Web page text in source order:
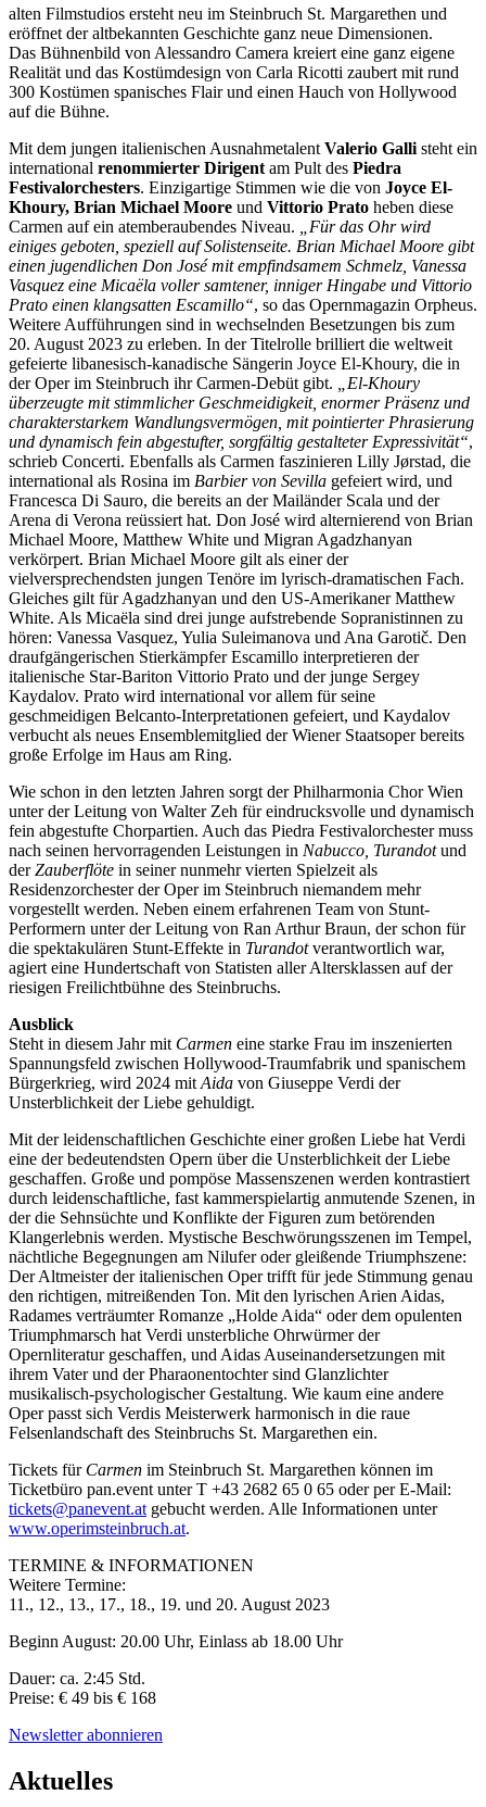
alten Filmstudios ersteht neu im Steinbruch St. Margarethen und
eröffnet der altbekannten Geschichte ganz neue Dimensionen.
Das Bühnenbild von Alessandro Camera kreiert eine ganz eigene
Realität und das Kostümdesign von Carla Ricotti zaubert mit rund
300 Kostümen spanisches Flair und einen Hauch von Hollywood
auf die Bühne.
Mit dem jungen italienischen Ausnahmetalent Valerio Galli steht ein
international renommierter Dirigent am Pult des Piedra
Festivalorchesters. Einzigartige Stimmen wie die von Joyce El-
Khoury, Brian Michael Moore und Vittorio Prato heben diese
Carmen auf ein atemberaubendes Niveau.
„Für das Ohr wird
einiges geboten, speziell auf Solistenseite. Brian Michael Moore gibt
einen jugendlichen Don José mit empfindsamem Schmelz, Vanessa
Vasquez eine Micaёla voller samtener, inniger Hingabe und Vittorio
Prato einen klangsatten Escamillo“, so das Opernmagazin Orpheus.
Weitere Aufführungen sind in wechselnden Besetzungen bis zum
20. August 2023 zu erleben. In der Titelrolle brilliert die weltweit
gefeierte libanesisch-kanadische Sängerin Joyce El-Khoury, die in
der Oper im Steinbruch ihr Carmen-Debüt gibt.
„El-Khoury
überzeugte mit stimmlicher Geschmeidigkeit, enormer Präsenz und
charakterstarkem Wandlungsvermögen, mit pointierter Phrasierung
und dynamisch fein abgestufter, sorgfältig gestalteter Expressivität“,
schrieb Concerti. Ebenfalls als Carmen faszinieren Lilly Jørstad, die
international als Rosina im Barbier von Sevilla gefeiert wird, und
Francesca Di Sauro, die bereits an der Mailänder Scala und der
Arena di Verona reüssiert hat. Don José wird alternierend von Brian
Michael Moore, Matthew White und Migran Agadzhanyan
verkörpert. Brian Michael Moore gilt als einer der
vielversprechendsten jungen Tenöre im lyrisch-dramatischen Fach.
Gleiches gilt für Agadzhanyan und den US-Amerikaner Matthew
White. Als Micaёla sind drei junge aufstrebende Sopranistinnen zu
hören: Vanessa Vasquez, Yulia Suleimanova und Ana Garotič. Den
draufgängerischen Stierkämpfer Escamillo interpretieren der
italienische Star-Bariton Vittorio Prato und der junge Sergey
Kaydalov. Prato wird international vor allem für seine
geschmeidigen Belcanto-Interpretationen gefeiert, und Kaydalov
verbucht als neues Ensemblemitglied der Wiener Staatsoper bereits
große Erfolge im Haus am Ring.
Wie schon in den letzten Jahren sorgt der Philharmonia Chor Wien
unter der Leitung von Walter Zeh für eindrucksvolle und dynamisch
fein abgestufte Chorpartien. Auch das Piedra Festivalorchester muss
nach seinen hervorragenden Leistungen in Nabucco, Turandotund
derZauberflöte in seiner nunmehr vierten Spielzeit als
Residenzorchester der Oper im Steinbruch niemandem mehr
vorgestellt werden. Neben einem erfahrenen Team von Stunt-
Performern unter der Leitung von Ran Arthur Braun, der schon für
die spektakulären Stunt-Effekte in Turandotverantwortlich war,
agiert eine Hundertschaft von Statisten aller Altersklassen auf der
riesigen Freilichtbühne des Steinbruchs.
Ausblick
Steht in diesem Jahr mit Carmen eine starke Frau im inszenierten
Spannungsfeld zwischen Hollywood-Traumfabrik und spanischem
Bürgerkrieg, wird 2024 mit Aida von Giuseppe Verdi der
Unsterblichkeit der Liebe gehuldigt.
Mit der leidenschaftlichen Geschichte einer großen Liebe hat Verdi
eine der bedeutendsten Opern über die Unsterblichkeit der Liebe
geschaffen. Große und pompöse Massenszenen werden kontrastiert
durch leidenschaftliche, fast kammerspielartig anmutende Szenen, in
der die Sehnsüchte und Konflikte der Figuren zum betörenden
Klangerlebnis werden. Mystische Beschwörungsszenen im Tempel,
nächtliche Begegnungen am Nilufer oder gleißende Triumphszene:
Der Altmeister der italienischen Oper trifft für jede Stimmung genau
den richtigen, mitreißenden Ton. Mit den lyrischen Arien Aidas,
Radames verträumter Romanze „Holde Aida“ oder dem opulenten
Triumphmarsch hat Verdi unsterbliche Ohrwürmer der
Opernliteratur geschaffen, und Aidas Auseinandersetzungen mit
ihrem Vater und der Pharaonentochter sind Glanzlichter
musikalisch-psychologischer Gestaltung. Wie kaum eine andere
Oper passt sich Verdis Meisterwerk harmonisch in die raue
Felsenlandschaft des Steinbruchs St. Margarethen ein.
Tickets für Carmen im Steinbruch St. Margarethen können im
Ticketbüro pan.event unter T +43 2682 65 0 65 oder per E-Mail:
tickets@panevent.at gebucht werden. Alle Informationen unter
www.operimsteinbruch.at.
TERMINE & INFORMATIONEN
Weitere Termine:
11., 12., 13., 17., 18., 19. und 20. August 2023
Beginn August: 20.00 Uhr, Einlass ab 18.00 Uhr
Dauer: ca. 2:45 Std.
Preise: € 49 bis € 168
Newsletter abonnieren
Aktuelles